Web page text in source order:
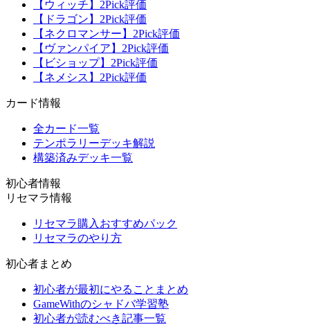
【ウィッチ】2Pick評価
【ドラゴン】2Pick評価
【ネクロマンサー】2Pick評価
【ヴァンパイア】2Pick評価
【ビショップ】2Pick評価
【ネメシス】2Pick評価
カード情報
全カード一覧
テンポラリーデッキ解説
構築済みデッキ一覧
初心者情報
リセマラ情報
リセマラ購入おすすめパック
リセマラのやり方
初心者まとめ
初心者が最初にやることまとめ
GameWithのシャドバ学習塾
初心者が読むべき記事一覧